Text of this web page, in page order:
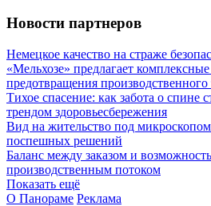
Новости партнеров
Немецкое качество на страже
«Мельхозе» предлагает
предотвращения производственного
Тихое спасение: как забота о спине
трендом здоровьесбережения
Вид на жительство под
поспешных решений
Баланс между заказом и
производственным потоком
Показать ещё
О Панораме Реклама